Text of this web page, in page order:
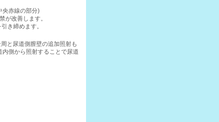
央赤線の部分)
が改善します。
き締めます。
と尿道側膣壁の追加照射も
側から照射することで尿道